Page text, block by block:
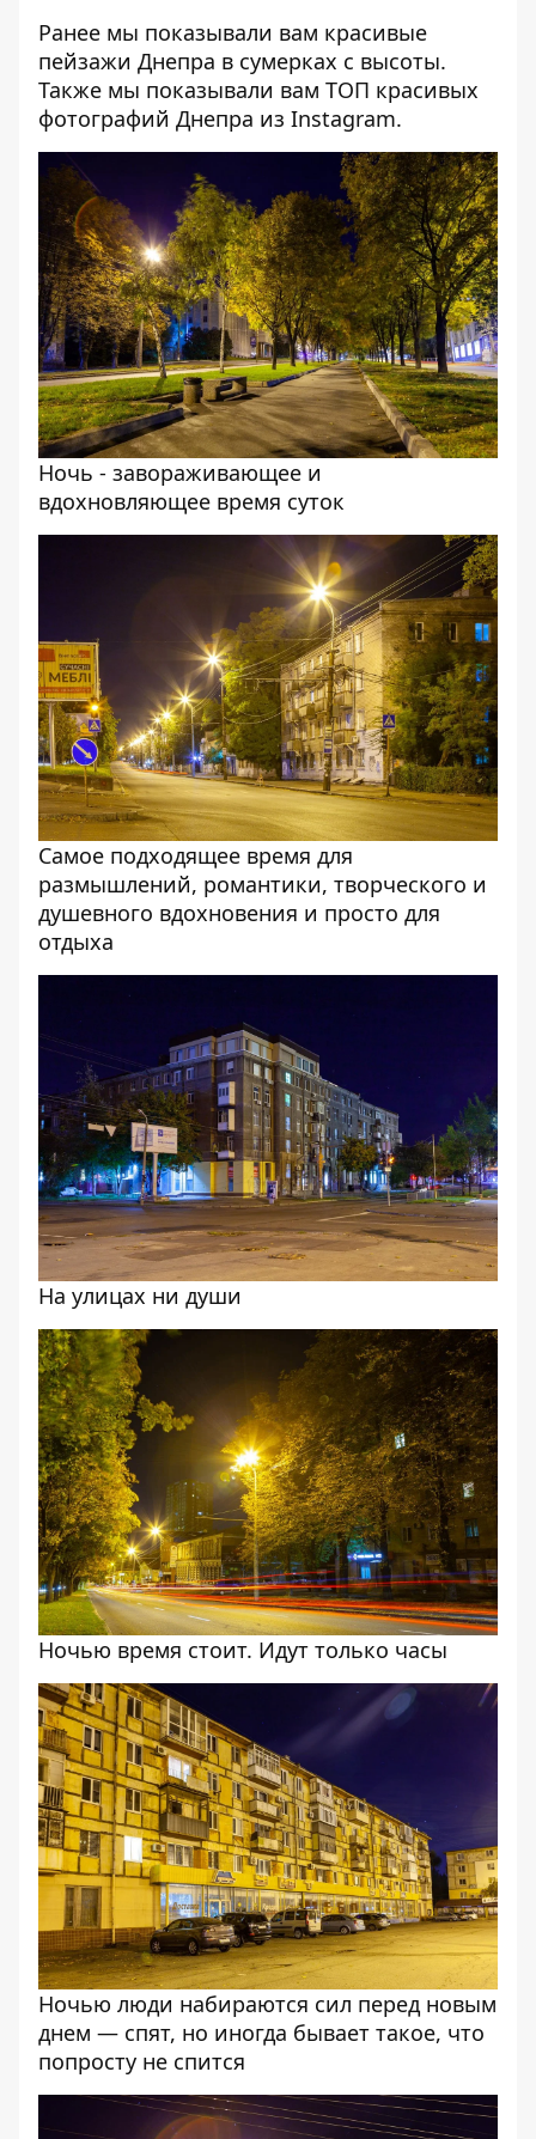
Ранее мы показывали вам красивые
пейзажи Днепра в сумерках с высоты.
Также мы показывали вам ТОП красивых
фотографий Днепра из Instagram.
Ночь - завораживающее и
вдохновляющее время суток
Самое подходящее время для
размышлений, романтики, творческого и
душевного вдохновения и просто для
отдыха
На улицах ни души
Ночью время стоит. Идут только часы
Ночью люди набираются сил перед новым
днем — спят, но иногда бывает такое, что
попросту не спится